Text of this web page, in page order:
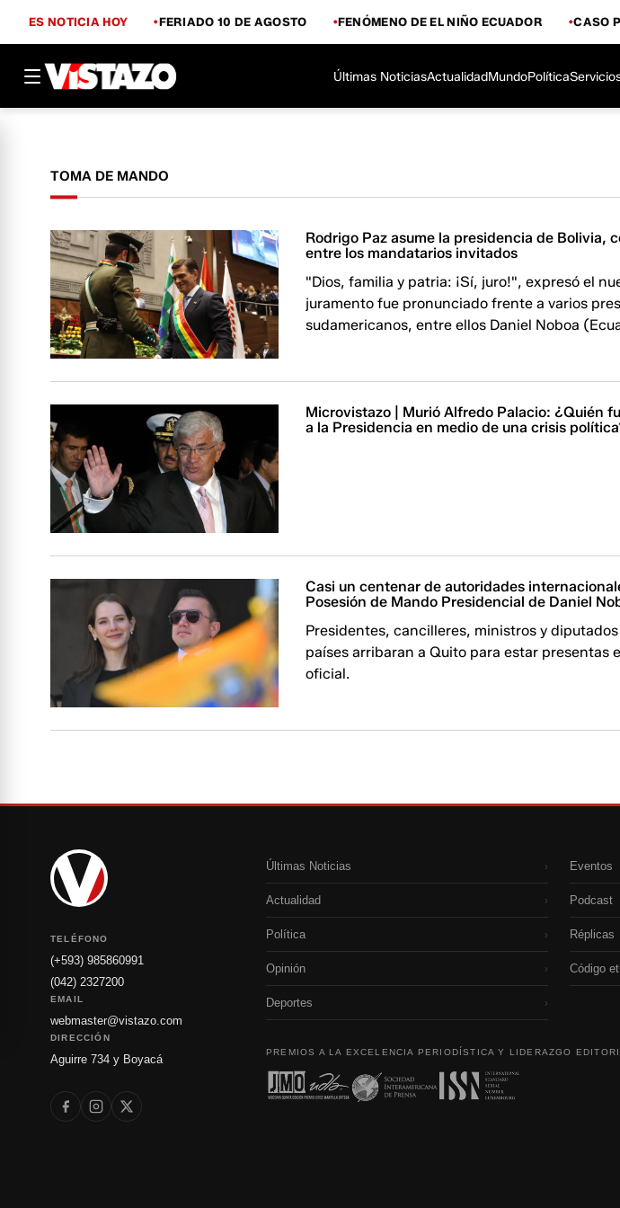
ES NOTICIA HOY FERIADO 10 DE AGOSTO FENÓMENO DE EL NIÑO ECUADOR CASO
Últimas NoticiasActualidadMundoPolítica
TOMA DE MANDO
Rodrigo Paz asume la presidencia de Bolivia,
entre los mandatarios invitados
"Dios, familia y patria: ¡Sí, juro!", expresó el
juramento fue pronunciado frente a varios
sudamericanos, entre ellos Daniel Noboa
Microvistazo | Murió Alfredo Palacio: ¿Quién
a la Presidencia en medio de una crisis
Casi un centenar de autoridades
Posesión de Mando Presidencial de Daniel
Presidentes, cancilleres, ministros y
países arribaran a Quito para estar presentas
oficial.
TELÉFONO
(+593) 985860991
(042) 2327200
EMAIL
webmaster@vistazo.com
DIRECCIÓN
Aguirre 734 y Boyacá
Últimas Noticias ›
Actualidad ›
Política ›
Opinión ›
Deportes ›
Eventos
Podcast
Réplicas
Código
PREMIOS A LA EXCELENCIA PERIODÍSTICA Y LIDERAZGO